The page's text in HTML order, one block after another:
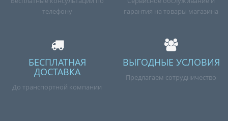
телефону
гарантия на товары магазина
БЕСПЛАТНАЯ
ДОСТАВКА
До транспортной компании
ВЫГОДНЫЕ УСЛОВИЯ
Предлагаем сотрудничество